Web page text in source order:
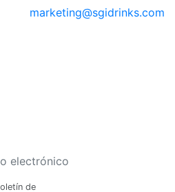
marketing@sgidrinks.com
de